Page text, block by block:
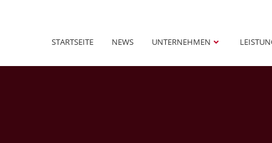
STARTSEITE NEWS UNTERNEHMEN